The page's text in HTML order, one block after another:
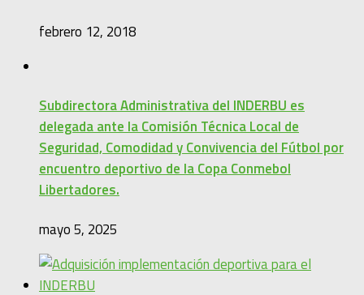
febrero 12, 2018
Subdirectora Administrativa del INDERBU es
delegada ante la Comisión Técnica Local de
Seguridad, Comodidad y Convivencia del Fútbol por
encuentro deportivo de la Copa Conmebol
Libertadores.
mayo 5, 2025